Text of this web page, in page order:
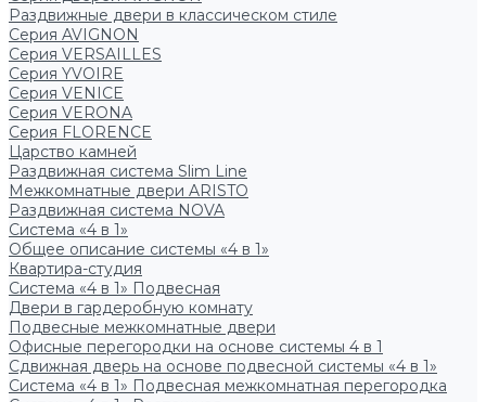
Раздвижные двери в классическом стиле
Серия AVIGNON
Серия VERSAILLES
Серия YVOIRE
Серия VENICE
Серия VERONA
Серия FLORENCE
Царство камней
Раздвижная система Slim Line
Межкомнатные двери ARISTO
Раздвижная система NOVA
Система «4 в 1»
Общее описание системы «4 в 1»
Квартира-студия
Система «4 в 1» Подвесная
Двери в гардеробную комнату
Подвесные межкомнатные двери
Офисные перегородки на основе системы 4 в 1
Сдвижная дверь на основе подвесной системы «4 в 1»
Система «4 в 1» Подвесная межкомнатная перегородка